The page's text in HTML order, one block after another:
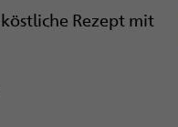
Rezept mit